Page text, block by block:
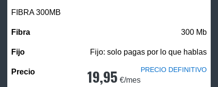
FIBRA 300MB
300 Mb
Fijo: solo pagas por lo que hablas
19,95 €/mes
PRECIO DEFINITIVO